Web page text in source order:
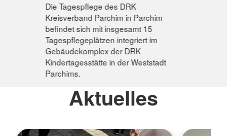
Die Tagespflege des DRK
Kreisverband Parchim in Parchim
befindet sich mit insgesamt 15
Tagespflegeplätzen integriert im
Gebäudekomplex der DRK
Kindertagesstätte in der Weststadt
Parchims.
Aktuelles